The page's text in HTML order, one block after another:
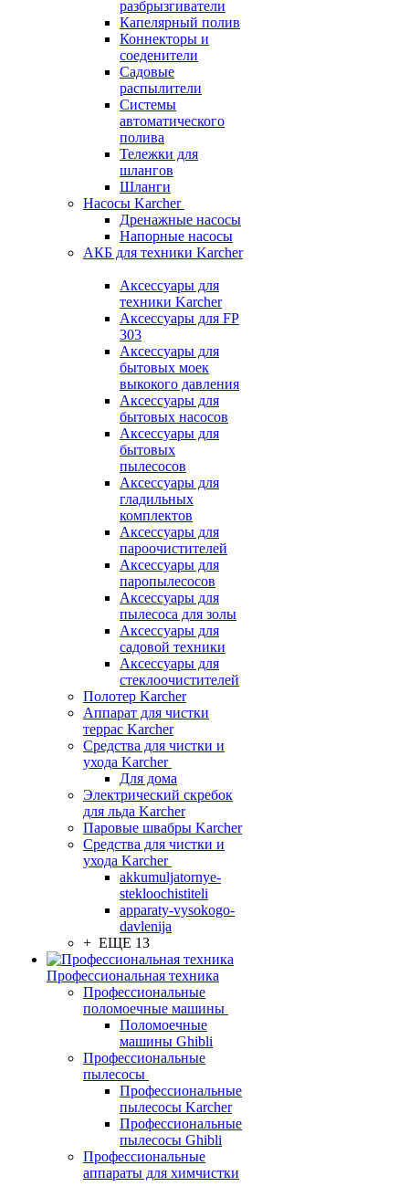
разбрызгиватели
Капелярный полив
Коннекторы и
соеденители
Садовые
распылители
Системы
автоматического
полива
Тележки для
шлангов
Шланги
Насосы Karcher
Дренажные насосы
Напорные насосы
АКБ для техники Karcher
Аксессуары для
техники Karcher
Аксессуары для FP
303
Аксессуары для
бытовых моек
выкокого давления
Аксессуары для
бытовых насосов
Аксессуары для
бытовых
пылесосов
Аксессуары для
гладильных
комплектов
Аксессуары для
пароочистителей
Аксессуары для
паропылесосов
Аксессуары для
пылесоса для золы
Аксессуары для
садовой техники
Аксессуары для
стеклоочистителей
Полотер Karcher
Аппарат для чистки
террас Karcher
Средства для чистки и
ухода Karcher
Для дома
Электрический скребок
для льда Karcher
Паровые швабры Karcher
Средства для чистки и
ухода Karcher
akkumuljatornye-
stekloochistiteli
apparaty-vysokogo-
davlenija
+ ЕЩЕ 13
Профессиональная техника
Профессиональные
поломоечные машины
Поломоечные
машины Ghibli
Профессиональные
пылесосы
Профессиональные
пылесосы Karcher
Профессиональные
пылесосы Ghibli
Профессиональные
аппараты для химчистки